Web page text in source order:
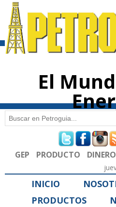
contenido
El
Formulario de
Buscar
GEP PRODUCTO DINERO
INICIO
PRODUCTOS